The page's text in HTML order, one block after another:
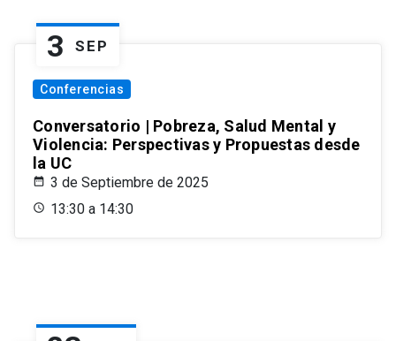
3 SEP
Conferencias
Conversatorio | Pobreza, Salud Mental y
Violencia: Perspectivas y Propuestas desde
la UC
3 de Septiembre de 2025
13:30 a 14:30